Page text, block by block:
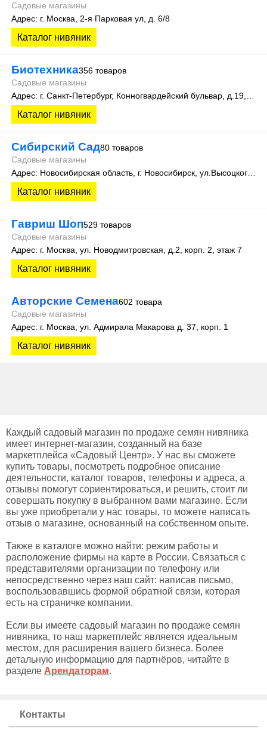
Садовые магазины
Адрес: г. Москва, 2-я Парковая ул, д. 6/8
Каталог нивяник
Биотехника356 товаров
Садовые магазины
Каталог нивяник
Сибирский Сад80 товаров
Садовые магазины
Каталог нивяник
Гавриш Шоп529 товаров
Садовые магазины
Адрес: г. Москва, ул. Новодмитровская, д.2, корп. 2, этаж 7
Каталог нивяник
Авторские Семена602 товара
Садовые магазины
Адрес: г. Москва, ул. Адмирала Макарова д. 37, корп. 1
Каталог нивяник
Каждый садовый магазин по продаже семян нивяника
имеет интернет-магазин, созданный на базе
маркетплейса «Садовый Центр». У нас вы сможете
купить товары, посмотреть подробное описание
деятельности, каталог товаров, телефоны и адреса, а
отзывы помогут сориентироваться, и решить, стоит ли
совершать покупку в выбранном вами магазине. Если
вы уже приобретали у нас товары, то можете написать
отзыв о магазине, основанный на собственном опыте.
Также в каталоге можно найти: режим работы и
расположение фирмы на карте в России. Связаться с
представителями организации по телефону или
непосредственно через наш сайт: написав письмо,
воспользовавшись формой обратной связи, которая
есть на страничке компании.
Если вы имеете садовый магазин по продаже семян
нивяника, то наш маркетплейс является идеальным
местом, для расширения вашего бизнеса. Более
детальную информацию для партнёров, читайте в
разделе Арендаторам.
Контакты